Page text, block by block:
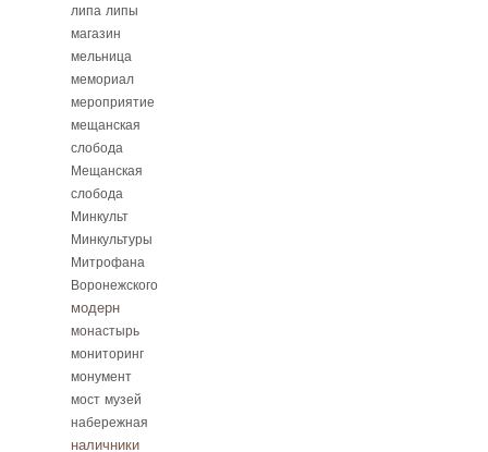
липа липы
магазин
мельница
мемориал
мероприятие
мещанская
слобода
Мещанская
слобода
Минкульт
Минкультуры
Митрофана
Воронежского
модерн
монастырь
мониторинг
монумент
мост музей
набережная
наличники